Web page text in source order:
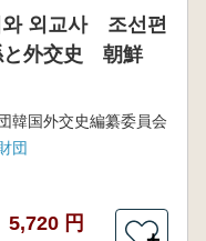
와 외교사 조선편
と外交史 朝鮮
韓国外交史編纂委員会
団
5,720 円